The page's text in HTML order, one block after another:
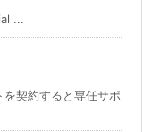
...
契約すると専任サポ